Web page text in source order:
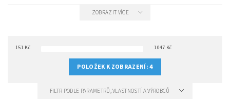
ZOBRAZIT VÍCE
151Kč 1047 Kč
POLOŽEK K ZOBRAZENÍ:4
FILTR PODLE PARAMETRŮ, VLASTNOSTÍ A VÝROBCŮ